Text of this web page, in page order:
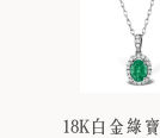
18K白金綠